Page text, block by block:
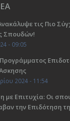
τις Πιο
Σπουδών!
- 09:05
2024 - 11:54
με Επιτυχία: Οι
την Επιδότηση